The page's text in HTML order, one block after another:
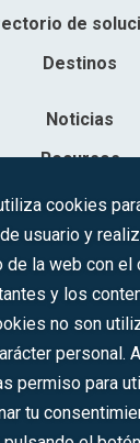
de
Destinos
Noticias
Recursos
Contacto
para la
Madrid, T, 12593,
C.I.F.: A-81/
en redes
cookies
usuario y
de la web con
y los
no son
personal.
permiso para
tu